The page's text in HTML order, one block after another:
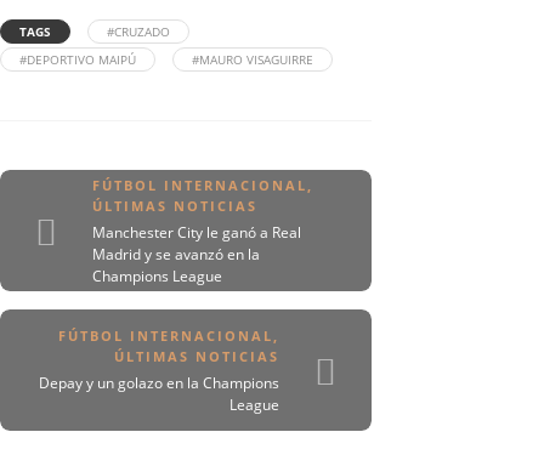
TAGS
#CRUZADO
#DEPORTIVO MAIPÚ
#MAURO VISAGUIRRE
FÚTBOL INTERNACIONAL ,
ÚLTIMAS NOTICIAS
Manchester City le ganó a Real
Madrid y se avanzó en la
Champions League
FÚTBOL INTERNACIONAL ,
ÚLTIMAS NOTICIAS
Depay y un golazo en la Champions
League